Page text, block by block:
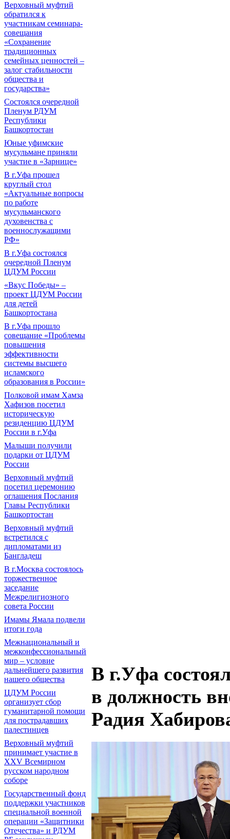
Верховный муфтий
обратился к
участникам семинара-
совещания
«Сохранение
традиционных
семейных ценностей –
залог стабильности
общества и
государства»
Состоялся очередной
Пленум РДУМ
Республики
Башкортостан
Юные уфимские
мусульмане приняли
участие в «Зарнице»
В г.Уфа прошел
круглый стол
«Актуальные вопросы
по работе
мусульманского
духовенства с
военнослужащими
РФ»
В г.Уфа состоялся
очередной Пленум
ЦДУМ России
«Вкус Победы» –
проект ЦДУМ России
для детей
Башкортостана
В г.Уфа прошло
совещание «Проблемы
повышения
эффективности
системы высшего
исламского
образования в России»
Полковой имам Хамза
Хафизов посетил
историческую
резиденцию ЦДУМ
России в г.Уфа
Малыши получили
подарки от ЦДУМ
России
Верховный муфтий
посетил церемонию
оглашения Послания
Главы Республики
Башкортостан
Верховный муфтий
встретился с
дипломатами из
Бангладеш
В г.Москва состоялось
торжественное
заседание
Межрелигиозного
совета России
Имамы Ямала подвели
итоги года
Межнациональный и
межконфессиональный
мир – условие
дальнейшего развития
нашего общества
ЦДУМ России
организует сбор
гуманитарной помощи
для пострадавших
палестинцев
Верховный муфтий
принимает участие в
XXV Всемирном
русском народном
соборе
Государственный фонд
поддержки участников
специальной военной
операции «Защитники
Отечества» и РДУМ
В г.Уфа
в должность
Радия